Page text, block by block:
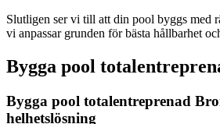
Slutligen ser vi till att din pool byggs med
vi anpassar grunden för bästa hållbarhet
Bygga pool
Bygga pool totalentreprenad
helhetslösning